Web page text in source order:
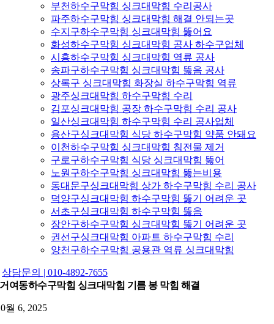
부천하수구막힘 싱크대막힘 수리공사
파주하수구막힘 싱크대막힘 해결 안되는곳
수지구하수구막힘 싱크대막힘 뚫어요
화성하수구막힘 싱크대막힘 공사 하수구업체
시흥하수구막힘 싱크대막힘 역류 공사
송파구하수구막힘 싱크대막힘 뚫음 공사
상록구 싱크대막힘 화장실 하수구막힘 역류
광주싱크대막힘 하수구막힘 수리
김포싱크대막힘 공장 하수구막힘 수리 공사
일산싱크대막힘 하수구막힘 수리 공사업체
용산구싱크대막힘 식당 하수구막힘 약품 안돼요
이천하수구막힘 싱크대막힘 침전물 제거
구로구하수구막힘 식당 싱크대막힘 뚫어
노원구하수구막힘 싱크대막힘 뚫는비용
동대문구싱크대막힘 상가 하수구막힘 수리 공사
덕양구싱크대막힘 하수구막힘 뚫기 어려운 곳
서초구싱크대막힘 하수구막힘 뚫음
장안구하수구막힘 싱크대막힘 뚫기 어려운 곳
권선구싱크대막힘 아파트 하수구막힘 수리
양천구하수구막힘 공용관 역류 싱크대막힘
상담문의 | 010-4892-7655
거여동하수구막힘 싱크대막힘 기름 봉 막힘 해결
월 6, 2025